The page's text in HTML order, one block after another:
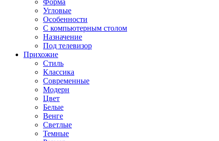
Форма
Угловые
Особенности
С компьютерным столом
Назначение
Под телевизор
Прихожие
Стиль
Классика
Современные
Модерн
Цвет
Белые
Венге
Светлые
Темные